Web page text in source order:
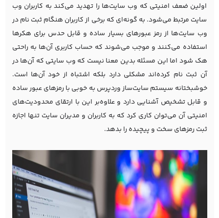
اولین ضعف امنیتی که وب سایت‌ها را تهدید می‌کند به کاربران وب
سایت مرتبط می‌شود. به گونه‌ای که برخی از کاربران هنگام ثبت نام در
وب سایت‌ها از رمز عبورهای بسیار ساده و قابل حدس برای هکرها
استفاده می‌کنند و موجب می‌شوند که حساب کاربری آن‌ها به راحتی
هک شود اما این مسئله بدین معنا نیست که وب سایتی که آن‌ها در
آن ثبت نام کرده‌اند مشکلی دارد بلکه اشتباه از خود آن‌ها است.
خوشبختانه سیستم سایت‌ساز وردپرس به خوبی با رمزهای عبور ساده
و قابل تشخیص آشنایی دارد و علاوه‌بر این با ارتقای محدودیت‌های
امنیتی آن می‌توان کاری کرد که به کاربران و مدیران سایت تنها اجازه
ثبت رمزهای سخت و پیچیده را بدهد.